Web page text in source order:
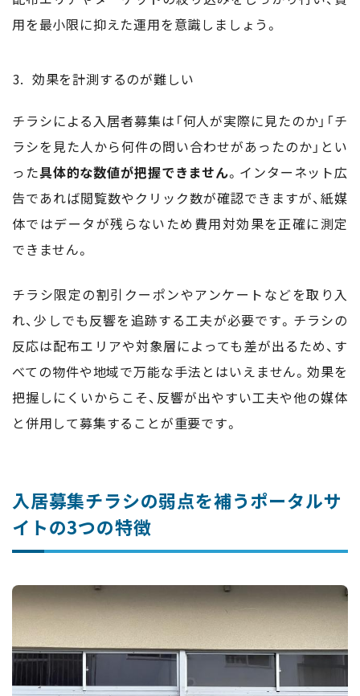
用を最小限に抑えた運用を意識しましょう。
効果を計測するのが難しい
チラシによる入居者募集は「何人が実際に見たのか」「チ
ラシを見た人から何件の問い合わせがあったのか」とい
った具体的な数値が把握できません。インターネット広
告であれば閲覧数やクリック数が確認できますが、紙媒
体ではデータが残らないため費用対効果を正確に測定
できません。
チラシ限定の割引クーポンやアンケートなどを取り入
れ、少しでも反響を追跡する工夫が必要です。チラシの
反応は配布エリアや対象層によっても差が出るため、す
べての物件や地域で万能な手法とはいえません。効果を
把握しにくいからこそ、反響が出やすい工夫や他の媒体
と併用して募集することが重要です。
入居募集チラシの弱点を補うポータルサ
イトの3つの特徴